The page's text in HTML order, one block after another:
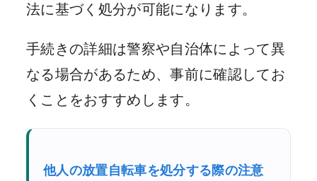
法に基づく処分が可能になります。
手続きの詳細は警察や自治体によって異
なる場合があるため、事前に確認してお
くことをおすすめします。
他人の放置自転車を処分する際の注意